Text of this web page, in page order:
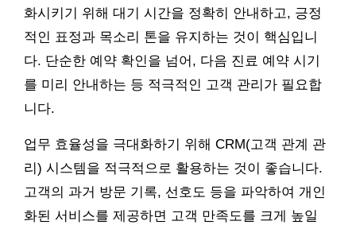
화시키기 위해 대기 시간을 정확히 안내하고, 긍정
적인 표정과 목소리 톤을 유지하는 것이 핵심입니
다. 단순한 예약 확인을 넘어, 다음 진료 예약 시기
를 미리 안내하는 등 적극적인 고객 관리가 필요합
니다.
업무 효율성을 극대화하기 위해 CRM(고객 관계 관
리) 시스템을 적극적으로 활용하는 것이 좋습니다.
고객의 과거 방문 기록, 선호도 등을 파악하여 개인
화된 서비스를 제공하면 고객 만족도를 크게 높일